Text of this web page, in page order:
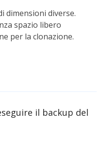
dimensioni diverse.
spazio libero
per la clonazione.
il backup del